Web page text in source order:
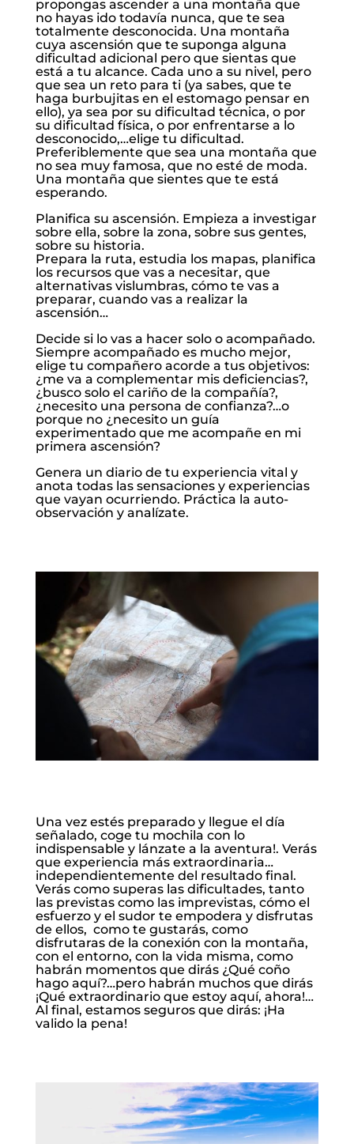
propongas ascender a una montaña que
no hayas ido todavía nunca, que te sea
totalmente desconocida. Una montaña
cuya ascensión que te suponga alguna
dificultad adicional pero que sientas que
está a tu alcance. Cada uno a su nivel, pero
que sea un reto para ti (ya sabes, que te
haga burbujitas en el estomago pensar en
ello), ya sea por su dificultad técnica, o por
su dificultad física, o por enfrentarse a lo
desconocido,…elige tu dificultad.
Preferiblemente que sea una montaña que
no sea muy famosa, que no esté de moda.
Una montaña que sientes que te está
esperando.
Planifica su ascensión. Empieza a investigar
sobre ella, sobre la zona, sobre sus gentes,
sobre su historia.
Prepara la ruta, estudia los mapas, planifica
los recursos que vas a necesitar, que
alternativas vislumbras, cómo te vas a
preparar, cuando vas a realizar la
ascensión…
Decide si lo vas a hacer solo o acompañado.
Siempre acompañado es mucho mejor,
elige tu compañero acorde a tus objetivos:
¿me va a complementar mis deficiencias?,
¿busco solo el cariño de la compañía?,
¿necesito una persona de confianza?…o
porque no ¿necesito un guía
experimentado que me acompañe en mi
primera ascensión?
Genera un diario de tu experiencia vital y
anota todas las sensaciones y experiencias
que vayan ocurriendo. Práctica la auto-
observación y analízate.
Una vez estés preparado y llegue el día
señalado, coge tu mochila con lo
indispensable y lánzate a la aventura!. Verás
que experiencia más extraordinaria…
independientemente del resultado final.
Verás como superas las dificultades, tanto
las previstas como las imprevistas, cómo el
esfuerzo y el sudor te empodera y disfrutas
de ellos, como te gustarás, como
disfrutaras de la conexión con la montaña,
con el entorno, con la vida misma, como
habrán momentos que dirás ¿Qué coño
hago aquí?…pero habrán muchos que dirás
¡Qué extraordinario que estoy aquí, ahora!…
Al final, estamos seguros que dirás: ¡Ha
valido la pena!